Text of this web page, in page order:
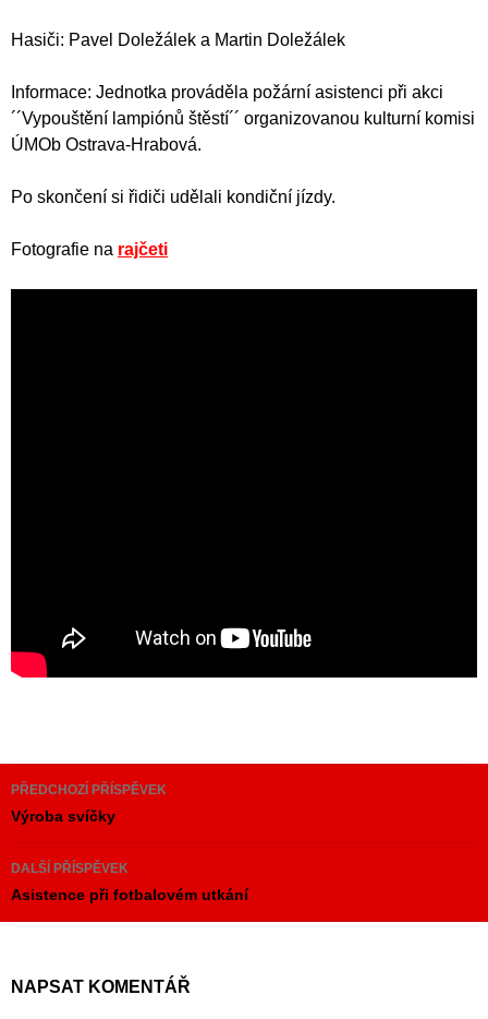
Hasiči: Pavel Doležálek a Martin Doležálek
Informace: Jednotka prováděla požární asistenci při akci
´´Vypouštění lampiónů štěstí´´ organizovanou kulturní komisi
ÚMOb Ostrava-Hrabová.
Po skončení si řidiči udělali kondiční jízdy.
Fotografie na rajčeti
Navigace
pro
příspěvky
PŘEDCHOZÍ PŘÍSPĚVEK
Výroba svíčky
DALŠÍ PŘÍSPĚVEK
Asistence při fotbalovém utkání
NAPSAT KOMENTÁŘ